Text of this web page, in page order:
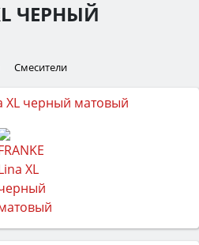
ЧЕРНЫЙ
Смесители